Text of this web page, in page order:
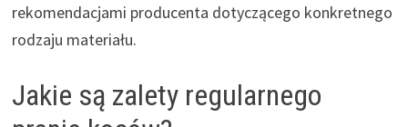
rekomendacjami producenta dotyczącego konkretnego
rodzaju materiału.
Jakie są zalety regularnego